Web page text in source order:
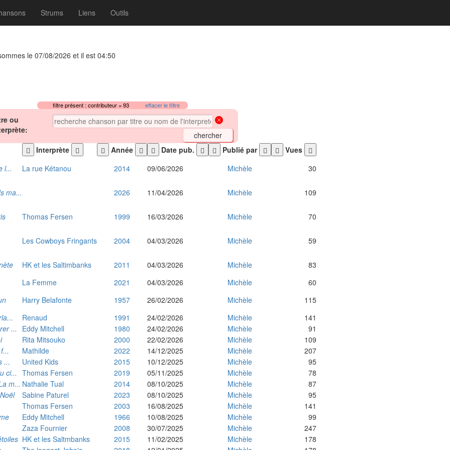
Strums Liens Outils
le 07/08/2026 et il est 04:50
filtre présent : contributeur = 93 effacer le filtre
ou
Interprète
Année Date pub. Publié par
Vues
l...
La rue Kétanou 2014 09/06/2026 Michèle 30
ma... 2026 11/04/2026 Michèle 109
Thomas Fersen 1999 16/03/2026 Michèle 70
Les Cowboys Fringants 2004 04/03/2026 Michèle 59
HK et les Saltimbanks 2011 04/03/2026 Michèle
83
La Femme
2021 04/03/2026 Michèle
60
Harry Belafonte 1957 26/02/2026 Michèle
115
Renaud 1991 24/02/2026 Michèle
141
...
Eddy Mitchell 1980 24/02/2026 Michèle
91
Rita Mitsouko 2000 22/02/2026 Michèle
109
Mathilde 2022 14/12/2025 Michèle
207
...
United Kids 2015 10/12/2025 Michèle
95
ci... Thomas Fersen 2019 05/11/2025 Michèle
78
m... Nathalie Tual 2014 08/10/2025 Michèle
87
Sabine Paturel 2023 08/10/2025 Michèle
95
Thomas Fersen
2003 16/08/2025 Michèle
141
Eddy Mitchell 1966 10/08/2025 Michèle
99
Zaza Fournier
2008 30/07/2025 Michèle
247
HK et les Saltmbanks 2015 11/02/2025 Michèle
178